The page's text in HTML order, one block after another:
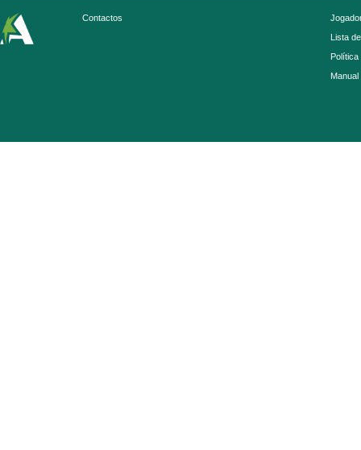
Contactos
Lista
Política